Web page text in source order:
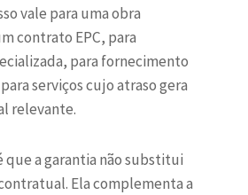
vale para uma obra
contrato EPC, para
para fornecimento
serviços cujo atraso gera
relevante.
que a garantia não substitui
Ela complementa a